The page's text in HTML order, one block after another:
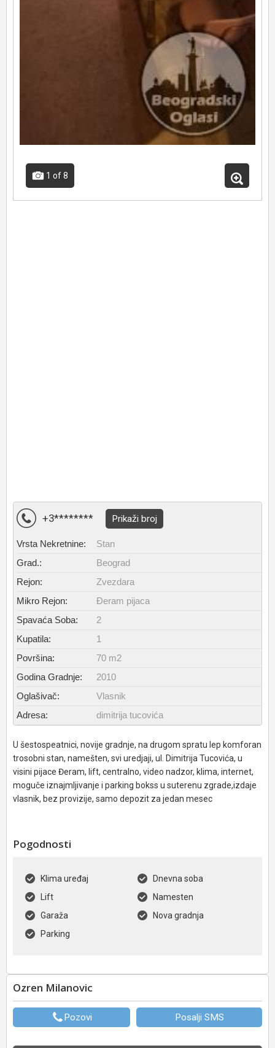
1 of 8
+3******** Prikaži broj
Vrsta Nekretnine:
Stan
Grad.:
Beograd
Rejon:
Zvezdara
Mikro Rejon:
Đeram pijaca
Spavaća Soba:
2
Kupatila:
1
Površina:
70 m2
Godina Gradnje:
2010
Oglašivač:
Vlasnik
Adresa:
dimitrija tucovića
U šestospeatnici, novije gradnje, na drugom spratu lep komforan
trosobni stan, namešten, svi uredjaji, ul. Dimitrija Tucovića, u
visini pijace Đeram, lift, centralno, video nadzor, klima, internet,
moguče iznajmljivanje i parking bokss u suterenu zgrade,izdaje
vlasnik, bez provizije, samo depozit za jedan mesec
Pogodnosti
Klima uređaj
Dnevna soba
Lift
Namesten
Garaža
Nova gradnja
Parking
Ozren Milanovic
Pozovi Posalji SMS